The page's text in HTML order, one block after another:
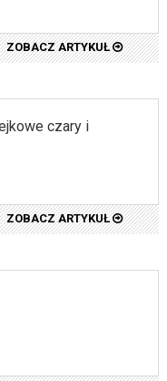
ZOBACZ ARTYKUŁ
czary i
ZOBACZ ARTYKUŁ